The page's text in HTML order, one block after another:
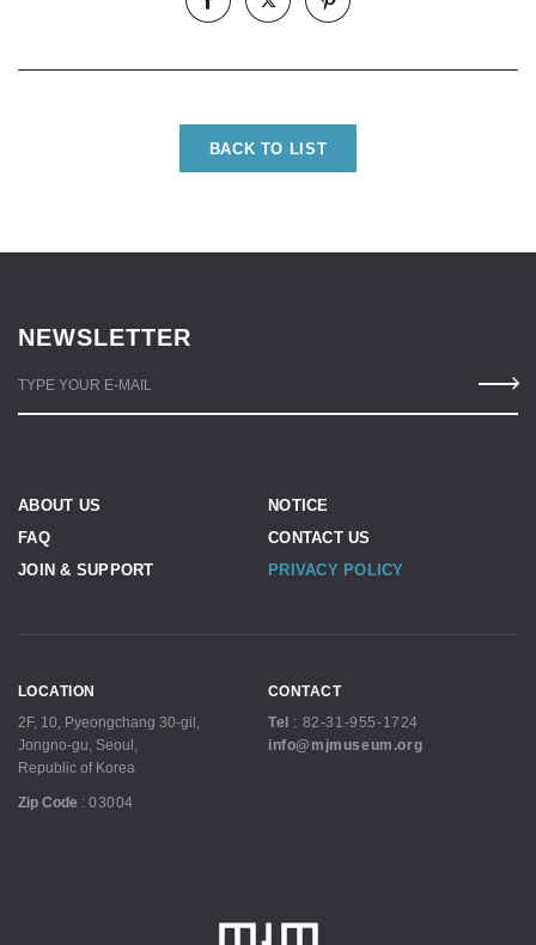
BACK TO LIST
NEWSLETTER
TYPE YOUR E-MAIL
ABOUT US
NOTICE
FAQ
CONTACT US
JOIN & SUPPORT
PRIVACY POLICY
LOCATION
2F, 10, Pyeongchang 30-gil,
Jongno-gu, Seoul,
Republic of Korea
Zip Code : 03004
CONTACT
Tel
: 82-31-955-1724
info@mjmuseum.org